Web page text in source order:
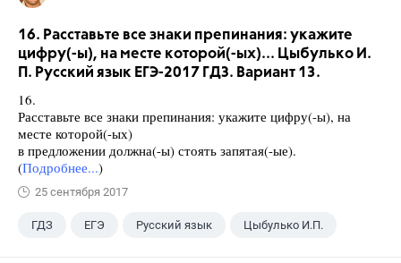
16. Расставьте все знаки препинания: укажите
цифру(-ы), на месте которой(-ых)... Цыбулько И.
П. Русский язык ЕГЭ-2017 ГДЗ. Вариант 13.
16.
Расставьте все знаки препинания: укажите цифру(-ы), на
месте которой(-ых)
в предложении должна(-ы) стоять запятая(-ые).
(Подробнее...)
25 сентября 2017
ГДЗ ЕГЭ Русский язык Цыбулько И.П.